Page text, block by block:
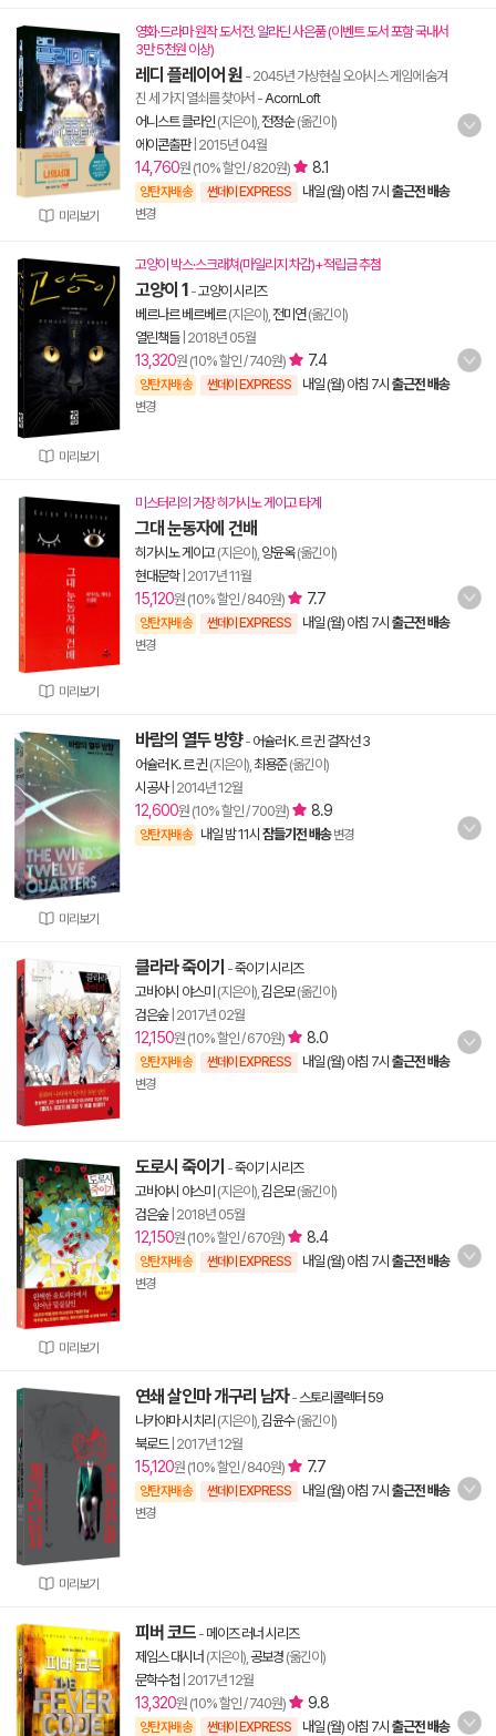
미리보기
영화·드라마 원작 도서전. 알라딘 사은품 (이벤트 도서 포함 국내서
3만 5천원 이상)
레디 플레이어 원 - 2045년 가상현실 오아시스 게임에 숨겨
진 세 가지 열쇠를 찾아서 -AcornLoft
어니스트 클라인 (지은이), 전정순(옮긴이)
에이콘출판| 2015년 04월
14,760원 (10% 할인 / 820원) 8.1
양탄자배송 썬데이 EXPRESS 내일 (월) 아침 7시 출근전 배송
변경
미리보기
고양이 박스·스크래쳐(마일리지 차감)+적립금 추첨
고양이 1 -고양이 시리즈
베르나르 베르베르(지은이), 전미연(옮긴이)
열린책들| 2018년 05월
13,320원 (10% 할인 / 740원) 7.4
양탄자배송 썬데이 EXPRESS 내일 (월) 아침 7시 출근전 배송
변경
미리보기
미스터리의 거장 히가시노 게이고 타계
그대 눈동자에 건배
히가시노 게이고(지은이), 양윤옥(옮긴이)
현대문학| 2017년 11월
15,120원 (10% 할인 / 840원) 7.7
양탄자배송 썬데이 EXPRESS 내일 (월) 아침 7시 출근전 배송
변경
미리보기
바람의 열두 방향- 어슐러 K. 르 귄 걸작선 3
어슐러 K. 르 귄 (지은이), 최용준(옮긴이)
시공사| 2014년 12월
12,600원 (10% 할인 / 700원) 8.9
양탄자배송 내일 밤 11시 잠들기전 배송 변경
클라라 죽이기 -죽이기 시리즈
고바야시 야스미 (지은이), 김은모(옮긴이)
검은숲| 2017년 02월
12,150원 (10% 할인 / 670원) 8.0
양탄자배송 썬데이 EXPRESS 내일 (월) 아침 7시 출근전 배송
변경
미리보기
도로시 죽이기 -죽이기 시리즈
고바야시 야스미 (지은이), 김은모(옮긴이)
검은숲| 2018년 05월
12,150원 (10% 할인 / 670원) 8.4
양탄자배송 썬데이 EXPRESS 내일 (월) 아침 7시 출근전 배송
변경
미리보기
연쇄 살인마 개구리 남자-스토리콜렉터 59
나카야마 시치리 (지은이), 김윤수(옮긴이)
북로드| 2017년 12월
15,120원 (10% 할인 / 840원) 7.7
양탄자배송 썬데이 EXPRESS 내일 (월) 아침 7시 출근전 배송
변경
피버 코드 - 메이즈 러너 시리즈
제임스 대시너 (지은이), 공보경 (옮긴이)
문학수첩 2017년 12월
13,320원 (10% 할인 / 740원) 9.8
양탄자배송 썬데이 EXPRESS 내일 (월) 아침 7시 출근전 배송